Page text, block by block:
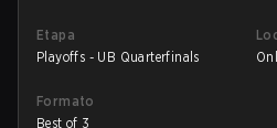
Etapa
Playoffs - UB Quarterfinals
Formato
Best of 3